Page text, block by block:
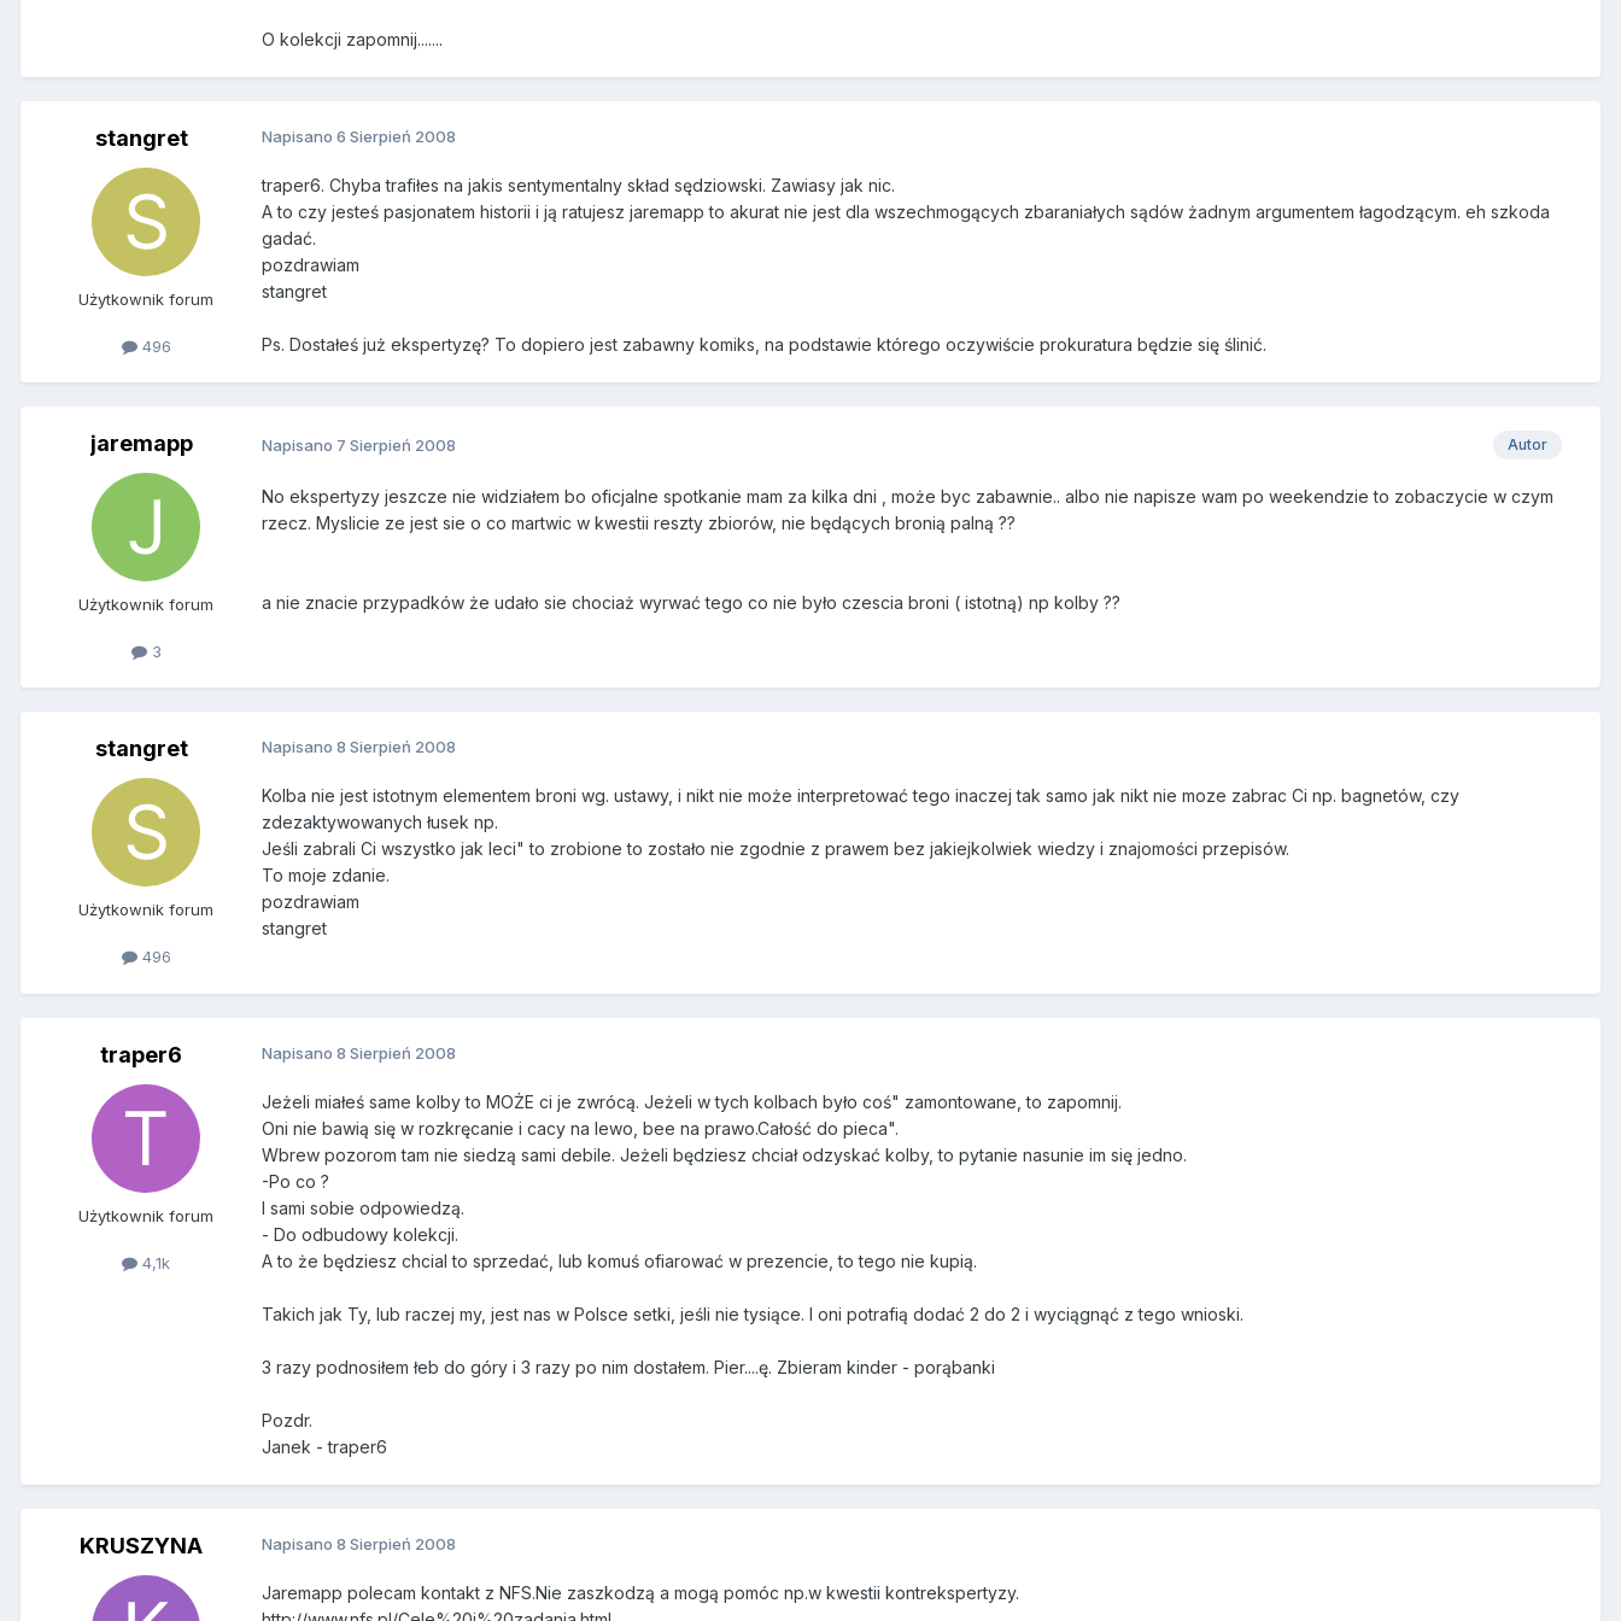
O kolekcji zapomnij.......
stangret
Użytkownik forum
496
Napisano 6 Sierpień 2008
traper6. Chyba trafiłes na jakis sentymentalny skład sędziowski. Zawiasy jak nic.
A to czy jesteś pasjonatem historii i ją ratujesz jaremapp to akurat nie jest dla wszechmogących zbaraniałych sądów żadnym argumentem łagodzącym. eh szkoda
gadać.
pozdrawiam
stangret
Ps. Dostałeś już ekspertyzę? To dopiero jest zabawny komiks, na podstawie którego oczywiście prokuratura będzie się ślinić.
jaremapp
Użytkownik forum
3
Autor
Napisano 7 Sierpień 2008
No ekspertyzy jeszcze nie widziałem bo oficjalne spotkanie mam za kilka dni , może byc zabawnie.. albo nie napisze wam po weekendzie to zobaczycie w czym
rzecz. Myslicie ze jest sie o co martwic w kwestii reszty zbiorów, nie będących bronią palną ??
a nie znacie przypadków że udało sie chociaż wyrwać tego co nie było czescia broni ( istotną) np kolby ??
stangret
Użytkownik forum
496
Napisano 8 Sierpień 2008
Kolba nie jest istotnym elementem broni wg. ustawy, i nikt nie może interpretować tego inaczej tak samo jak nikt nie moze zabrac Ci np. bagnetów, czy
zdezaktywowanych łusek np.
Jeśli zabrali Ci wszystko jak leci" to zrobione to zostało nie zgodnie z prawem bez jakiejkolwiek wiedzy i znajomości przepisów.
To moje zdanie.
pozdrawiam
stangret
traper6
Użytkownik forum
4,1k
Napisano 8 Sierpień 2008
Jeżeli miałeś same kolby to MOŻE ci je zwrócą. Jeżeli w tych kolbach było coś" zamontowane, to zapomnij.
Oni nie bawią się w rozkręcanie i cacy na lewo, bee na prawo.Całość do pieca".
Wbrew pozorom tam nie siedzą sami debile. Jeżeli będziesz chciał odzyskać kolby, to pytanie nasunie im się jedno.
-Po co ?
I sami sobie odpowiedzą.
- Do odbudowy kolekcji.
A to że będziesz chcial to sprzedać, lub komuś ofiarować w prezencie, to tego nie kupią.
Takich jak Ty, lub raczej my, jest nas w Polsce setki, jeśli nie tysiące. I oni potrafią dodać 2 do 2 i wyciągnąć z tego wnioski.
3 razy podnosiłem łeb do góry i 3 razy po nim dostałem. Pier....ę. Zbieram kinder - porąbanki
Pozdr.
Janek - traper6
KRUSZYNA Napisano 8 Sierpień 2008
Jaremapp polecam kontakt z NFS.Nie zaszkodzą a mogą pomóc np.w kwestii kontrekspertyzy.